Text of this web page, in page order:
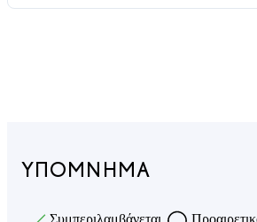
ΥΠΌΜΝΗΜΑ